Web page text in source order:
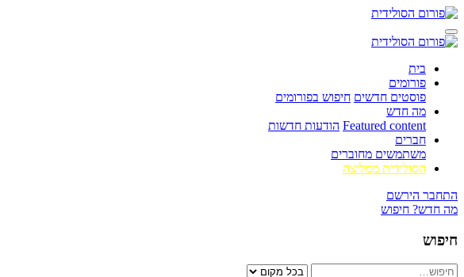
בית
פורומים
פוסטים חדשים חיפוש בפורומים
מה חדש
Featured content הודעות חדשות
חברים
משתמשים מחוברים
הסולידית ממליצה
התחבר הירשם
מה חדש? חיפוש
חיפוש